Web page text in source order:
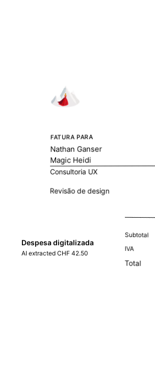
FATURA PARA
Nathan Ganser
Magic Heidi
Consultoria UX
Revisão de design
Subtotal
IVA
Total
Despesa digitalizada
AI extracted CHF 42.50